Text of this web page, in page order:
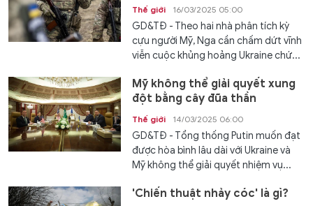
Thế giới 16/03/2025 05:00
GD&TĐ - Theo hai nhà phân tích kỳ
cựu người Mỹ, Nga cần chấm dứt vĩnh
viễn cuộc khủng hoảng Ukraine chứ...
Mỹ không thể giải quyết xung
đột bằng cây đũa thần
Thế giới 14/03/2025 06:00
GD&TĐ - Tổng thống Putin muốn đạt
được hòa bình lâu dài với Ukraine và
Mỹ không thể giải quyết nhiệm vụ...
'Chiến thuật nhảy cóc' là gì?